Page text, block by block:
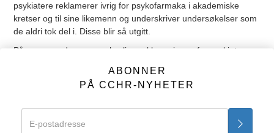
psykiatere reklamerer ivrig for psykofarmaka i akademiske
kretser og til sine likemenn og underskriver undersøkelser som
de aldri tok del i. Disse blir så utgitt.
På grunn av denne uopphørlige reklameringen fra psykiatere,
men hele legestanden.
skrevet årlig, belønnes psykiatere som skriver ut mange
resepter, rikt for å åpne nye markeder.
ABONNER
PÅ CCHR-NYHETER